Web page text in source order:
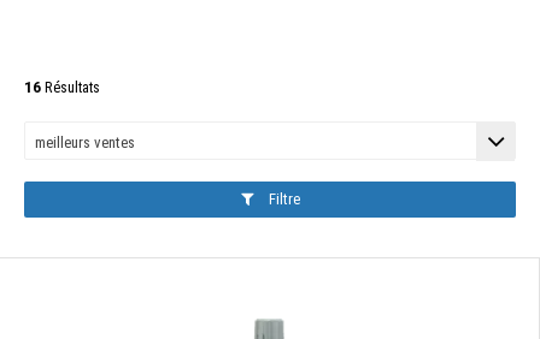
16 Résultats
Filtre